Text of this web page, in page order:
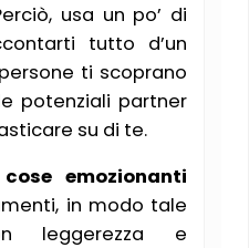
usa un po’ di
tutto d’un
ti scoprano
potenziali partner
su di te.
emozionanti
in modo tale
leggerezza e